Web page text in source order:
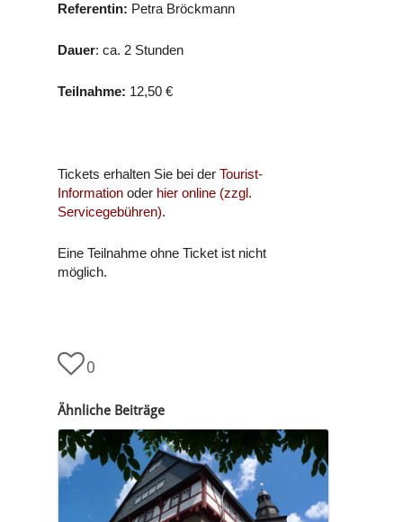
Referentin: Petra Bröckmann
Dauer: ca. 2 Stunden
Teilnahme: 12,50 €
Tickets erhalten Sie bei der Tourist-
Information oder hier online (zzgl.
Servicegebühren).
Eine Teilnahme ohne Ticket ist nicht
möglich.
0
Ähnliche Beiträge